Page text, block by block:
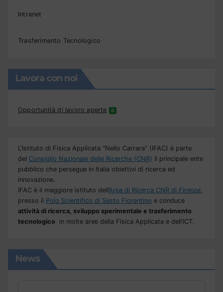
Intranet
Trasferimento Tecnologico
Lavora con noi
Opportunità di lavoro aperte 0
L’Istituto di Fisica Applicata “Nello Carrara” (IFAC) è parte
del Consiglio Nazionale delle Ricerche (CNR) il principale ente
pubblico che persegue in Italia obiettivi di ricerca ed
innovazione.
IFAC è il maggiore istituto dell’Area di Ricerca CNR di Firenze
presso il Polo Scientifico di Sesto Fiorentino e conduce
attività di ricerca, sviluppo sperimentale e trasferimento
tecnologico in molte aree della Fisica Applicata e dell’ICT.
News